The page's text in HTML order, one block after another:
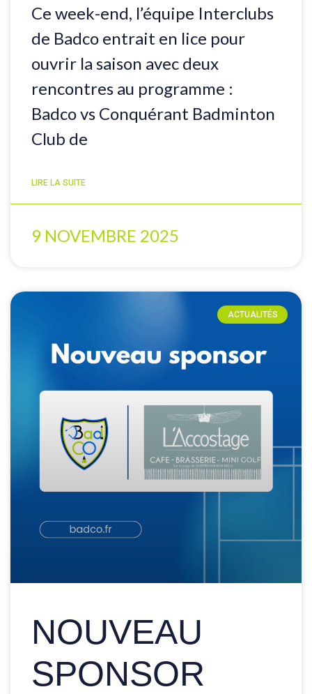
Ce week-end, l’équipe Interclubs
de Badco entrait en lice pour
ouvrir la saison avec deux
rencontres au programme :
Badco vs Conquérant Badminton
Club de
LIRE LA SUITE
9 NOVEMBRE 2025
ACTUALITÉS
NOUVEAU
SPONSOR